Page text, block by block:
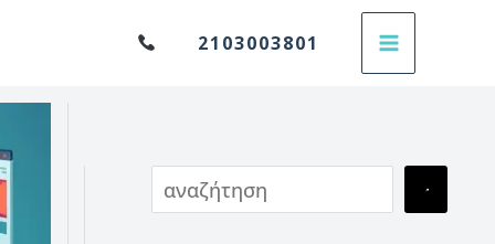
2103003801
ν
τ